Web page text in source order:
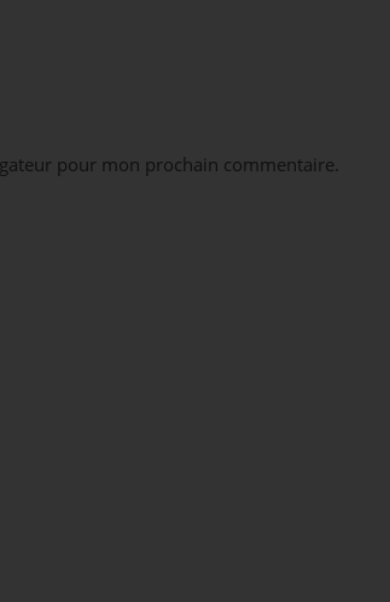
pour mon prochain commentaire.